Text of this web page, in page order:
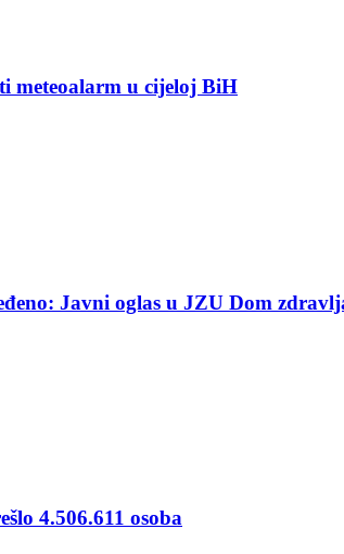
meteoalarm u cijeloj BiH
Javni oglas u JZU Dom
4.506.611 osoba